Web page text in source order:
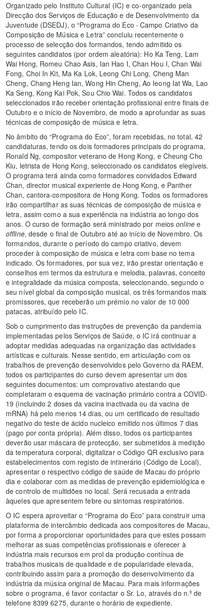
Organizado pelo Instituto Cultural (IC) e co-organizado pela
Direcção dos Serviços de Educação e de Desenvolvimento da
Juventude (DSEDJ), o “Programa do Eco ‧ Campo Criativo da
Composição de Música e Letra” concluiu recentemente o
processo de selecção dos formandos, tendo admitido os
seguintes candidatos (por ordem aleatória): Ho Ka Teng, Lam
Wai Hong, Romeu Chao Asis, Ian Hao I, Chan Hou I, Chan Wai
Fong, Choi In Kit, Ma Ka Lok, Leong Chi Long, Cheng Man
Cheng, Chang Heng Ian, Wong Hin Cheng, Ao Ieong Iat Wa, Lao
Ka Seng, Kong Kai Pok, Sou Chio Wai. Todos os candidatos
seleccionados irão receber orientação profissional entre finais de
Outubro e o início de Novembro, de modo a aprofundar as suas
técnicas de composição de música e letra.
No âmbito do “Programa do Eco”, foram recebidas, no total, 42
candidaturas, tendo os dois formadores principais do programa,
Ronald Ng, compositor veterano de Hong Kong, e Cheung Cho
Kiu, letrista de Hong Kong, seleccionado os candidatos elegíveis.
O programa terá ainda como formadores convidados Edward
Chan, director musical experiente de Hong Kong, e Panther
Chan, cantora-compositora de Hong Kong. Todos os formadores
irão compartilhar as suas técnicas de composição de música e
letra, assim como a sua experiência na indústria ao longo dos
anos. O curso de formação será ministrado por meiosonlinee
offline, desde o final de Outubro até ao início de Novembro. Os
formandos, durante o período do campo criativo, devem
proceder à composição de música e letra com base no tema
indicado. Os formadores, por sua vez, irão prestar orientação e
conselhos em termos da estrutura e melodia, palavras, conceito
e integralidade da música composta, seleccionando, segundo o
seu nível global da composição musical, os três formandos mais
promissores, que receberão um prémio no valor de 10 000
patacas, atribuído pelo IC.
Sob o cumprimento das instruções de prevenção da pandemia
implementadas pelos Serviços de Saúde, o IC irá continuar a
adoptar medidas adequadas na organização das actividades
artísticas e culturais. Nesse sentido, em articulação com os
trabalhos de prevenção desenvolvidos pelo Governo da RAEM,
todos os participantes do curso devem apresentar um dos
seguintes documentos: um comprovativo atestando que
completaram o esquema de vacinação primário contra a COVID-
19 (incluindo 2 doses da vacina inactivada ou da vacina de
mRNA) há pelo menos 14 dias, ou um certificado de resultado
negativo do teste de ácido nucleico emitido nos últimos 7 dias
(pago por conta própria). Além disso, todos os participantes
deverão usar máscara de protecção, ser submetidos à medição
da temperatura corporal, digitalizar o Código QR exclusivo para
estabelecimentos com registo de intinerário (Código de Local),
apresentar o respectivo código de saúde de Macau do próprio
dia e colaborar com as medidas de prevenção epidemiológica e
de controlo de multidões no local. Será recusada a entrada
àqueles que apresentem febre ou sintomas respiratórios.
O IC espera aproveitar o “Programa do Eco” para construir uma
plataforma de intercâmbio dedicada aos compositores de Macau,
por forma a proporcionar oportunidades para que estes possam
melhorar as suas competências profissionais e oferecer à
indústria mais recursos em prol da produção contínua de
trabalhos musicais de qualidade e de popularidade elevada,
contribuindo assim para a promoção do desenvolvimento da
indústria da música original de Macau. Para mais informações
sobre o programa, é favor contactar o Sr. Lo, através do n.º de
telefone 8399 6275, durante o horário de expediente.